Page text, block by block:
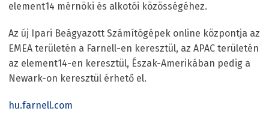
element14 mérnöki és alkotói közösségéhez.
Az új Ipari Beágyazott Számítógépek online központja az
EMEA területén a Farnell-en keresztül, az APAC területén
az element14-en keresztül, Észak-Amerikában pedig a
Newark-on keresztül érhető el.
hu.farnell.com